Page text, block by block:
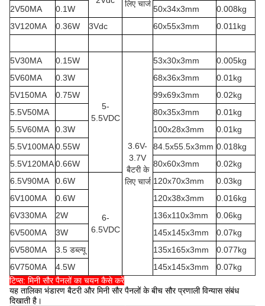
लिए चार्ज
2V50MA
0.1W 50x34x3mm
0.008kg
3V120MA
0.36W 3Vdc 60x55x3mm 0.011kg
5V30MA 0.15W
5-
5.5VDC
3.6V-
3.7V
बैटरी के
लिए चार्ज
53x30x3mm
0.005kg
5V60MA
0.3W 68x36x3mm
0.01kg
5V150MA
0.75W 99x69x3mm
0.02kg
5.5V50MA
80x35x3mm
0.01kg
5.5V60MA
0.3W 100x28x3mm
0.01kg
5.5V100MA0.55W 84.5x55.5x3mm 0.018kg
5.5V120MA0.66W 80x60x3mm
0.02kg
6.5V90MA
0.6W
6-
6.5VDC
120x70x3mm
0.03kg
6V100MA
0.6W 120x38x3mm
0.016kg
6V330MA
2W 136x110x3mm
0.06kg
6V500MA
3W 145x145x3mm
0.07kg
6V580MA
3.5 डब्ल्यू 135x165x3mm
0.077kg
6V750MA
4.5W 145x145x3mm
0.07kg
टिप्स: मिनी सौर पैनलों का चयन कैसे करें
यह तालिका भंडारण बैटरी और मिनी सौर पैनलों के बीच सौर प्रणाली विन्यास संबंध
दिखाती है।